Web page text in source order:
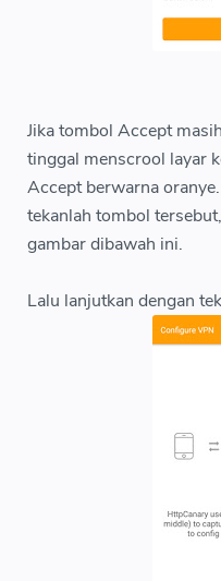
Jika tombol Accept
tinggal menscrool layar
Accept berwarna
tekanlah tombol
gambar dibawah ini.
Lalu lanjutkan dengan